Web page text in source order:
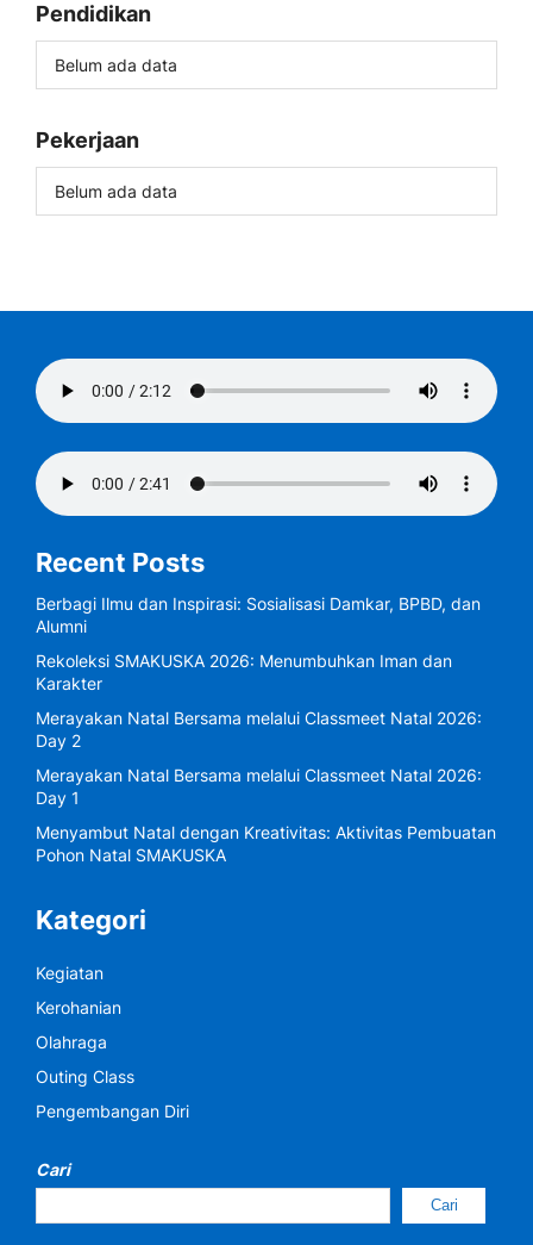
Pendidikan
Belum ada data
Pekerjaan
Belum ada data
Recent Posts
Berbagi Ilmu dan Inspirasi: Sosialisasi Damkar, BPBD, dan
Alumni
Rekoleksi SMAKUSKA 2026: Menumbuhkan Iman dan
Karakter
Merayakan Natal Bersama melalui Classmeet Natal 2026:
Day 2
Merayakan Natal Bersama melalui Classmeet Natal 2026:
Day 1
Menyambut Natal dengan Kreativitas: Aktivitas Pembuatan
Pohon Natal SMAKUSKA
Kategori
Kegiatan
Kerohanian
Olahraga
Outing Class
Pengembangan Diri
Cari
Cari